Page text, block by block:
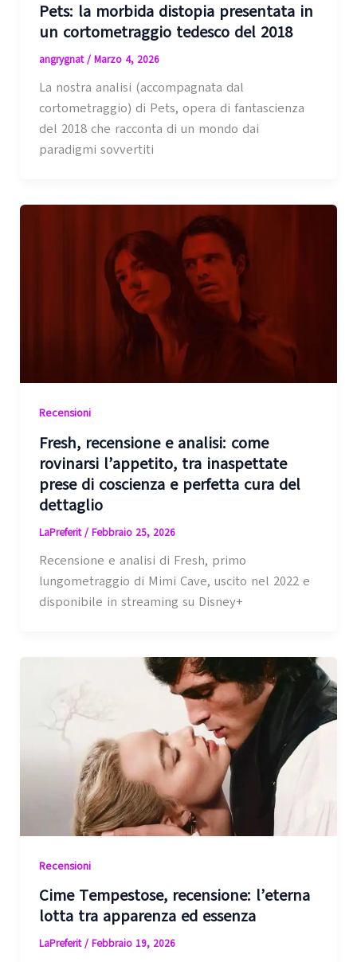
Pets: la morbida distopia presentata in
un cortometraggio tedesco del 2018
angrygnat/ Marzo 4, 2026
La nostra analisi (accompagnata dal
cortometraggio) di Pets, opera di fantascienza
del 2018 che racconta di un mondo dai
paradigmi sovvertiti
Recensioni
Fresh, recensione e analisi: come
rovinarsi l’appetito, tra inaspettate
prese di coscienza e perfetta cura del
dettaglio
LaPreferit/ Febbraio 25, 2026
Recensione e analisi di Fresh, primo
lungometraggio di Mimi Cave, uscito nel 2022 e
disponibile in streaming su Disney+
Recensioni
Cime Tempestose, recensione: l’eterna
lotta tra apparenza ed essenza
LaPreferit/ Febbraio 19, 2026